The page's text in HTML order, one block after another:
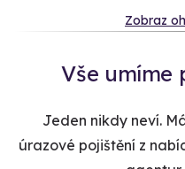
Zobraz
Vše umíme
Jeden nikdy neví.
úrazové pojištění z